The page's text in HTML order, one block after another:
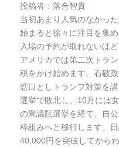
投稿者：落合智貴
当初あまり人気のなかっ
始まると徐々に注目を集
入場の予約が取れないほど
アメリカでは第二次トラ
税をかけ始めます。石破
窓口としトランプ対策を
選挙で敗北し、10月には
の衆議院選挙を経て、自
枠組みへと移行します。
40,000円を突破してから